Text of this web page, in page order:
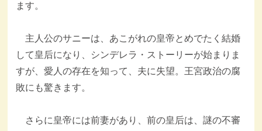
ます。
主人公のサニーは、あこがれの皇帝とめでたく結婚
して皇后になり、シンデレラ・ストーリーが始まりま
すが、愛人の存在を知って、夫に失望。王宮政治の腐
敗にも驚きます。
さらに皇帝には前妻があり、前の皇后は、謎の不審